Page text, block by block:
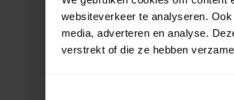
websiteverkeer te analyseren.
media, adverteren en analyse.
verstrekt of die ze hebben